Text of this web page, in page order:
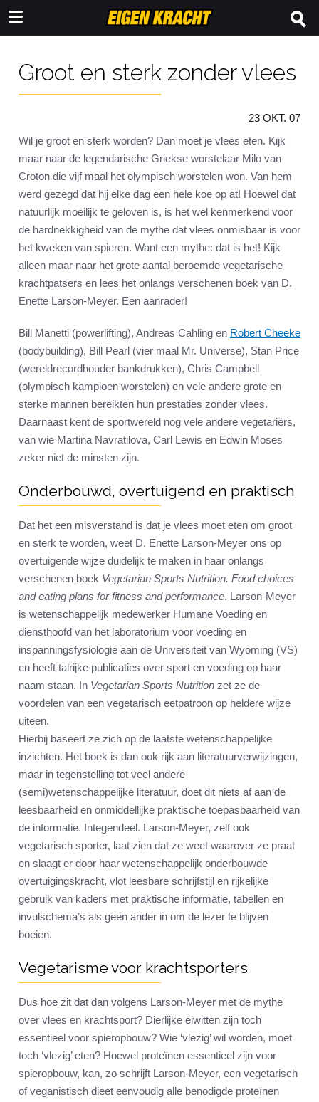
Groot en sterk zonder vlees
23 OKT. 07
Wil je groot en sterk worden? Dan moet je vlees eten. Kijk
maar naar de legendarische Griekse worstelaar Milo van
Croton die vijf maal het olympisch worstelen won. Van hem
werd gezegd dat hij elke dag een hele koe op at! Hoewel dat
natuurlijk moeilijk te geloven is, is het wel kenmerkend voor
de hardnekkigheid van de mythe dat vlees onmisbaar is voor
het kweken van spieren. Want een mythe: dat is het! Kijk
alleen maar naar het grote aantal beroemde vegetarische
krachtpatsers en lees het onlangs verschenen boek van D.
Enette Larson-Meyer. Een aanrader!
Bill Manetti (powerlifting), Andreas Cahling en Robert Cheeke
(bodybuilding), Bill Pearl (vier maal Mr. Universe), Stan Price
(wereldrecordhouder bankdrukken), Chris Campbell
(olympisch kampioen worstelen) en vele andere grote en
sterke mannen bereikten hun prestaties zonder vlees.
Daarnaast kent de sportwereld nog vele andere vegetariërs,
van wie Martina Navratilova, Carl Lewis en Edwin Moses
zeker niet de minsten zijn.
Onderbouwd, overtuigend en praktisch
Dat het een misverstand is dat je vlees moet eten om groot
en sterk te worden, weet D. Enette Larson-Meyer ons op
overtuigende wijze duidelijk te maken in haar onlangs
verschenen boek Vegetarian Sports Nutrition. Food choices
and eating plans for fitness and performance. Larson-Meyer
is wetenschappelijk medewerker Humane Voeding en
diensthoofd van het laboratorium voor voeding en
inspanningsfysiologie aan de Universiteit van Wyoming (VS)
en heeft talrijke publicaties over sport en voeding op haar
naam staan. In Vegetarian Sports Nutrition zet ze de
voordelen van een vegetarisch eetpatroon op heldere wijze
uiteen.
Hierbij baseert ze zich op de laatste wetenschappelijke
inzichten. Het boek is dan ook rijk aan literatuurverwijzingen,
maar in tegenstelling tot veel andere
(semi)wetenschappelijke literatuur, doet dit niets af aan de
leesbaarheid en onmiddellijke praktische toepasbaarheid van
de informatie. Integendeel. Larson-Meyer, zelf ook
vegetarisch sporter, laat zien dat ze weet waarover ze praat
en slaagt er door haar wetenschappelijk onderbouwde
overtuigingskracht, vlot leesbare schrijfstijl en rijkelijke
gebruik van kaders met praktische informatie, tabellen en
invulschema’s als geen ander in om de lezer te blijven
boeien.
Vegetarisme voor krachtsporters
Dus hoe zit dat dan volgens Larson-Meyer met de mythe
over vlees en krachtsport? Dierlijke eiwitten zijn toch
essentieel voor spieropbouw? Wie ‘vlezig’ wil worden, moet
toch ‘vlezig’ eten? Hoewel proteïnen essentieel zijn voor
spieropbouw, kan, zo schrijft Larson-Meyer, een vegetarisch
of veganistisch dieet eenvoudig alle benodigde proteïnen